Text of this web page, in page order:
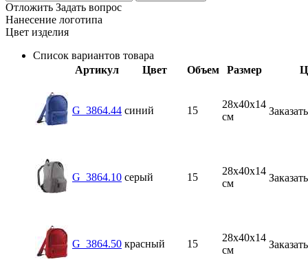
Отложить Задать вопрос
Нанесение логотипа
Цвет изделия
Список вариантов товара
Артикул
Цвет Объем Размер
G_3864.44 синий 15
28х40x14
см
Заказать
G_3864.10 серый 15
28х40x14
см
Заказать
G_3864.50 красный 15
28х40x14
см
Заказать